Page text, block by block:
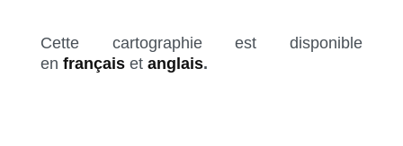
Cette cartographie est disponible
en français et anglais.